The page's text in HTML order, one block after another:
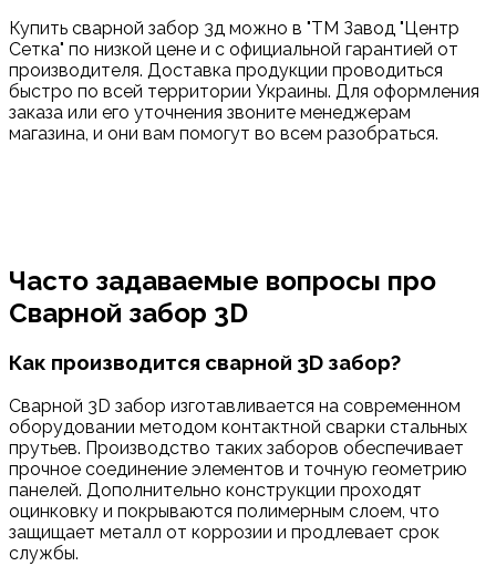
Купить сварной забор 3д можно в "ТМ Завод "Центр
Сетка" по низкой цене и с официальной гарантией от
производителя. Доставка продукции проводиться
быстро по всей территории Украины. Для оформления
заказа или его уточнения звоните менеджерам
магазина, и они вам помогут во всем разобраться.
Часто задаваемые вопросы про
Сварной забор 3D
Как производится сварной 3D забор?
Сварной 3D забор изготавливается на современном
оборудовании методом контактной сварки стальных
прутьев. Производство таких заборов обеспечивает
прочное соединение элементов и точную геометрию
панелей. Дополнительно конструкции проходят
оцинковку и покрываются полимерным слоем, что
защищает металл от коррозии и продлевает срок
службы.